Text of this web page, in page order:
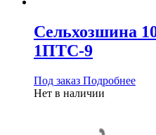
Сельхозшина
1ПТС-9
Под заказ Подробнее
Нет в наличии